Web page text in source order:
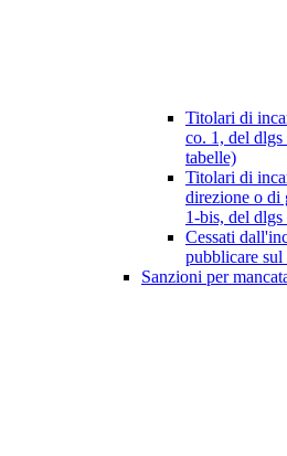
Titolari di
co. 1, del
tabelle)
Titolari di
direzione o di
1-bis, del
Cessati
pubblicare
Sanzioni per